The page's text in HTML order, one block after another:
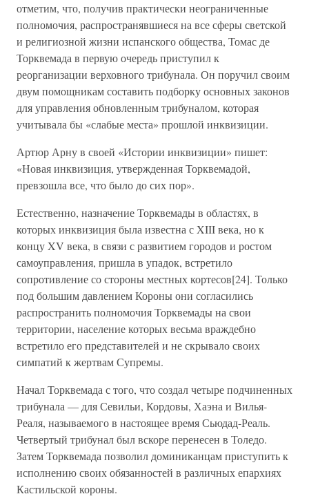
отметим, что, получив практически неограниченные
полномочия, распространявшиеся на все сферы светской
и религиозной жизни испанского общества, Томас де
Торквемада в первую очередь приступил к
реорганизации верховного трибунала. Он поручил своим
двум помощникам составить подборку основных законов
для управления обновленным трибуналом, которая
учитывала бы «слабые места» прошлой инквизиции.
Артюр Арну в своей «Истории инквизиции» пишет:
«Новая инквизиция, утвержденная Торквемадой,
превзошла все, что было до сих пор».
Естественно, назначение Торквемады в областях, в
которых инквизиция была известна с XIII века, но к
концу XV века, в связи с развитием городов и ростом
самоуправления, пришла в упадок, встретило
сопротивление со стороны местных кортесов[24]. Только
под большим давлением Короны они согласились
распространить полномочия Торквемады на свои
территории, население которых весьма враждебно
встретило его представителей и не скрывало своих
симпатий к жертвам Супремы.
Начал Торквемада с того, что создал четыре подчиненных
трибунала — для Севильи, Кордовы, Хаэна и Вилья-
Реаля, называемого в настоящее время Сьюдад-Реаль.
Четвертый трибунал был вскоре перенесен в Толедо.
Затем Торквемада позволил доминиканцам приступить к
исполнению своих обязанностей в различных епархиях
Кастильской короны.